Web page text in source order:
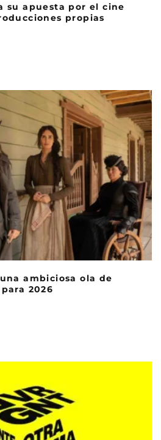
su apuesta por el cine
propias
ambiciosa ola de
2026